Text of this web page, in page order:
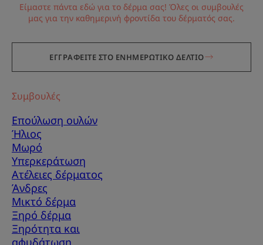
NEWSLETTER ΜΑΣ
Με την εγγραφή σας στο newsletter μαθαίνετε
πρώτοι για τα νέα μας προϊόντα, Beauty Tips
Είμαστε πάντα εδώ για το δέρμα σας! Όλες οι συμβουλές
μας για την καθημερινή φροντίδα του δέρματός σας.
ΕΓΓΡΑΦΕΙΤΕ ΣΤΟ ΕΝΗΜΕΡΩΤΙΚΟ ΔΕΛΤΙΟ
Συμβουλές
Επούλωση ουλών
Ήλιος
Μωρό
Υπερκεράτωση
Ατέλειες δέρματος
Άνδρες
Μικτό δέρμα
Ξηρό δέρμα
Ξηρότητα και
αφυδάτωση